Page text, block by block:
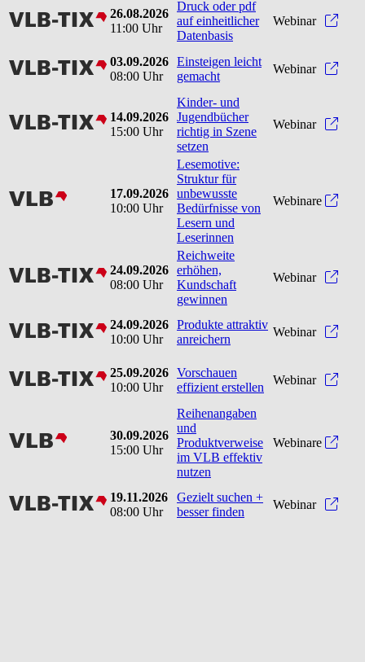
vlbtix
26.08.2026
11:00 Uhr
Druck oder pdf
auf einheitlicher
Datenbasis
Webinar
vlbtix
03.09.2026
08:00 Uhr
Einsteigen leicht
gemacht
Webinar
vlbtix
14.09.2026
15:00 Uhr
Kinder- und
Jugendbücher
richtig in Szene
setzen
Webinar
vlb
17.09.2026
10:00 Uhr
Lesemotive:
Struktur für
unbewusste
Bedürfnisse von
Lesern und
Leserinnen
Webinare
vlbtix
24.09.2026
08:00 Uhr
Reichweite
erhöhen,
Kundschaft
gewinnen
Webinar
vlbtix
24.09.2026
10:00 Uhr
Produkte attraktiv
anreichern
Webinar
vlbtix
25.09.2026
10:00 Uhr
Vorschauen
effizient erstellen
Webinar
vlb
30.09.2026
15:00 Uhr
Reihenangaben
und
Produktverweise
im VLB effektiv
nutzen
Webinare
vlbtix
19.11.2026
08:00 Uhr
Gezielt suchen +
besser finden
Webinar